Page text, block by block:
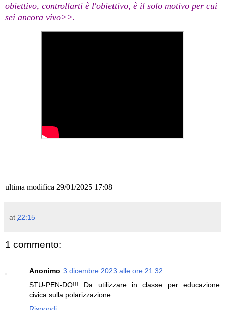
obiettivo, controllarti è l'obiettivo, è il solo motivo per cui
sei ancora vivo>>.
ultima modifica 29/01/2025 17:08
at 22:15
1 commento:
Anonimo 3 dicembre 2023 alle ore 21:32
STU-PEN-DO!!! Da utilizzare in classe per educazione
civica sulla polarizzazione